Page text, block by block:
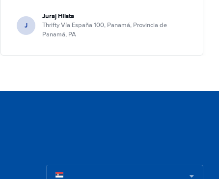
J
Juraj Hlista
Thrifty Vía España 100, Panamá, Provincia de
Panamá, PA